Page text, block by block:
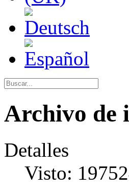
Archivo de
Detalles
Visto: